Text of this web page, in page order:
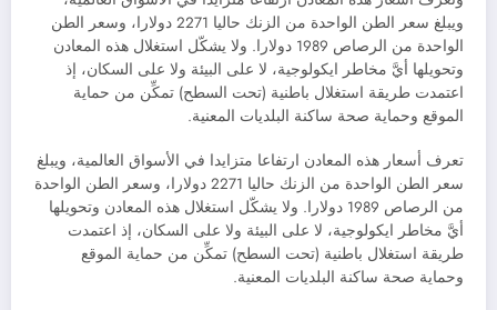
ويبلغ سعر الطن الواحدة من الزنك حاليا 2271 دولارا، وسعر الطن
الواحدة من الرصاص 1989 دولارا. ولا يشكّل استغلال هذه المعادن
وتحويلها أيَّ مخاطر ايكولوجية، لا على البيئة ولا على السكان، إذ
اعتمدت طريقة استغلال باطنية (تحت السطح) تمكِّن من حماية
الموقع وحماية صحة ساكنة البلديات المعنية.
تعرف أسعار هذه المعادن ارتفاعا متزايدا في الأسواق العالمية، ويبلغ
سعر الطن الواحدة من الزنك حاليا 2271 دولارا، وسعر الطن الواحدة
من الرصاص 1989 دولارا. ولا يشكّل استغلال هذه المعادن وتحويلها
أيَّ مخاطر ايكولوجية، لا على البيئة ولا على السكان، إذ اعتمدت
طريقة استغلال باطنية (تحت السطح) تمكِّن من حماية الموقع
وحماية صحة ساكنة البلديات المعنية.